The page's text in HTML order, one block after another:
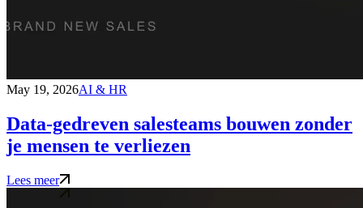
May 19, 2026AI & HR
Data-gedreven salesteams bouwen zonder
je mensen te verliezen
Lees meer